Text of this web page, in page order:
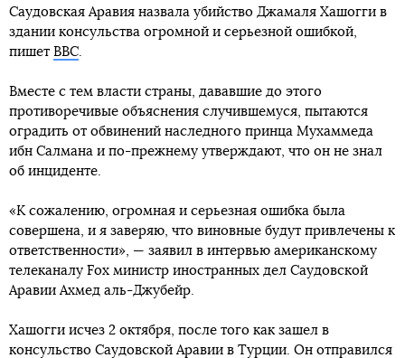
Саудовская Аравия назвала убийство Джамаля Хашогги в
здании консульства огромной и серьезной ошибкой,
пишет ВВС
Вместе с тем власти страны, дававшие до этого
противоречивые объяснения случившемуся, пытаются
оградить от обвинений наследного принца Мухаммеда
ибн Салмана и по-прежнему утверждают, что он не знал
об инциденте.
«К сожалению, огромная и серьезная ошибка была
совершена, и я заверяю, что виновные будут привлечены к
ответственности», — заявил в интервью американскому
телеканалу Fox министр иностранных дел Саудовской
Аравии Ахмед аль-Джубейр.
Хашогги исчез 2 октября, после того как зашел в
консульство Саудовской Аравии в Турции. Он отправился